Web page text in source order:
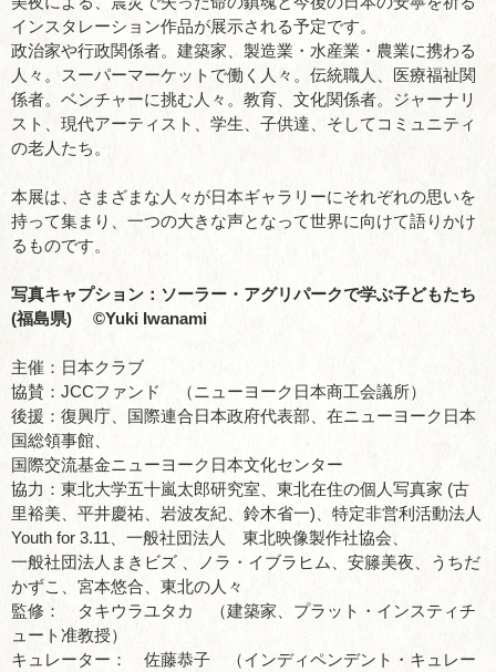
インスタレーション作品が展示される予定です。
政治家や行政関係者。建築家、製造業・水産業・農業に携わる
人々。スーパーマーケットで働く人々。伝統職人、医療福祉関
係者。ベンチャーに挑む人々。教育、文化関係者。ジャーナリ
スト、現代アーティスト、学生、子供達、そしてコミュニティ
の老人たち。
本展は、さまざまな人々が日本ギャラリーにそれぞれの思いを
持って集まり、一つの大きな声となって世界に向けて語りかけ
るものです。
写真キャプション：ソーラー・アグリパークで学ぶ子どもたち
(福島県) ©Yuki Iwanami
主催：日本クラブ
協賛：JCCファンド （ニューヨーク日本商工会議所）
後援：復興庁、国際連合日本政府代表部、在ニューヨーク日本
国総領事館、
国際交流基金ニューヨーク日本文化センター
協力：東北大学五十嵐太郎研究室、東北在住の個人写真家 (古
里裕美、平井慶祐、岩波友紀、鈴木省一)、特定非営利活動法人
Youth for 3.11、一般社団法人 東北映像製作社協会、
一般社団法人まきビズ 、ノラ・イブラヒム、安籐美夜、うちだ
かずこ、宮本悠合、東北の人々
監修： タキウラユタカ （建築家、プラット・インスティチ
ュート准教授）
キュレーター： 佐藤恭子 （インディペンデント・キュレー